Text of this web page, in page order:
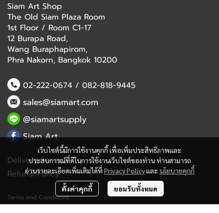
เว็บไซต์นี้มีการใช้งานคุกกี้ เพื่อเพิ่มประสิทธิภาพและ
ประสบการณ์ที่ดีในการใช้งานเว็บไซต์ของท่าน ท่านสามารถ
อ่านรายละเอียดเพิ่มเติมได้ที่ Privacy Policyและ นโยบายคุกกี้
ตั้งค่าคุกกี้ ยอมรับทั้งหมด
Siam Art Shop
The Old Siam Plaza Room
1st Floor / Room C1-17
12 Burapa Road,
Wang Buraphapirom,
Phra Nakorn, Bangkok 10200
02-222-0674/ 082-818-9445
sales@siamart.com
@siamartsupply
Siam Art
Delivery Service
Refund Policy
Terms and Conditions